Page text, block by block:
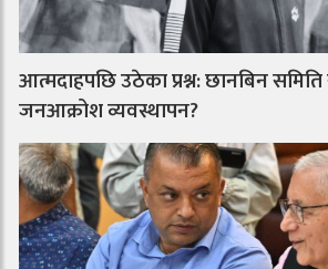
आत्मदाहपछि उठेका प्रश्न: छानबिन
जनआक्रोश व्यवस्थापन?